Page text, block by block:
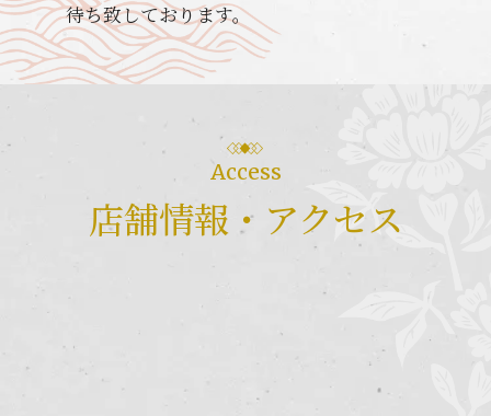
待ち致しております。
Access
店舗情報・アクセス